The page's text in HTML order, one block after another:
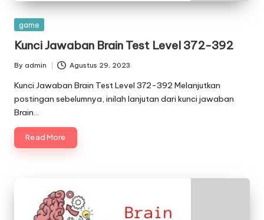
Posted
game
Kunci Jawaban Brain Test Level 372-392
Posted
by
By admin Agustus 29, 2023
Kunci Jawaban Brain Test Level 372-392 Melanjutkan
postingan sebelumnya, inilah lanjutan dari kunci jawaban
Brain…
Read More